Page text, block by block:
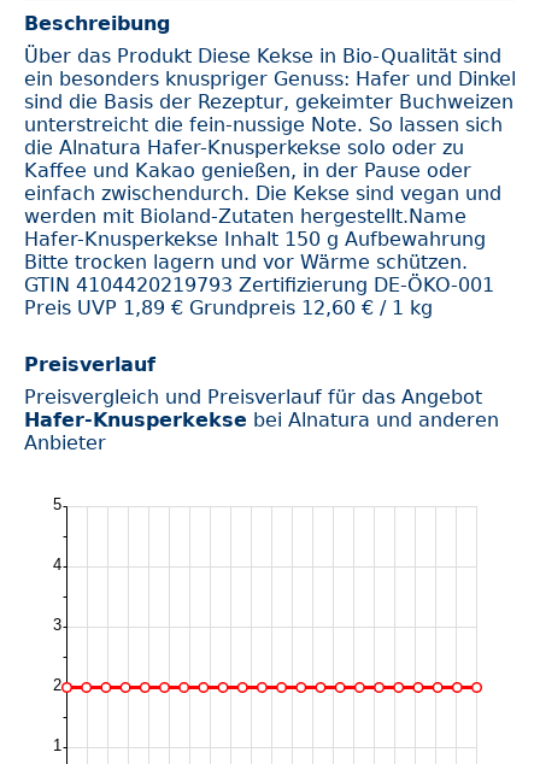
Beschreibung
Über das Produkt Diese Kekse in Bio-Qualität sind
ein besonders knuspriger Genuss: Hafer und Dinkel
sind die Basis der Rezeptur, gekeimter Buchweizen
unterstreicht die fein-nussige Note. So lassen sich
die Alnatura Hafer-Knusperkekse solo oder zu
Kaffee und Kakao genießen, in der Pause oder
einfach zwischendurch. Die Kekse sind vegan und
werden mit Bioland-Zutaten hergestellt.Name
Hafer-Knusperkekse Inhalt 150 g Aufbewahrung
Bitte trocken lagern und vor Wärme schützen.
GTIN 4104420219793 Zertifizierung DE-ÖKO-001
Preis UVP 1,89 € Grundpreis 12,60 € / 1 kg
Preisverlauf
Preisvergleich und Preisverlauf für das Angebot
Hafer-Knusperkekse bei Alnatura und anderen
Anbieter